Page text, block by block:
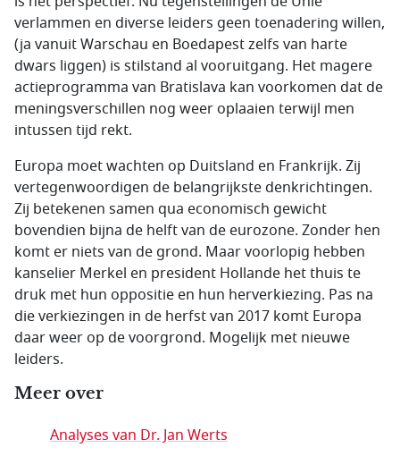
verlammen en diverse leiders geen toenadering willen,
(ja vanuit Warschau en Boedapest zelfs van harte
dwars liggen) is stilstand al vooruitgang. Het magere
actieprogramma van Bratislava kan voorkomen dat de
meningsverschillen nog weer oplaaien terwijl men
intussen tijd rekt.
Europa moet wachten op Duitsland en Frankrijk. Zij
vertegenwoordigen de belangrijkste denkrichtingen.
Zij betekenen samen qua economisch gewicht
bovendien bijna de helft van de eurozone. Zonder hen
komt er niets van de grond. Maar voorlopig hebben
kanselier Merkel en president Hollande het thuis te
druk met hun oppositie en hun herverkiezing. Pas na
die verkiezingen in de herfst van 2017 komt Europa
daar weer op de voorgrond. Mogelijk met nieuwe
leiders.
Meer over
Analyses van Dr. Jan Werts